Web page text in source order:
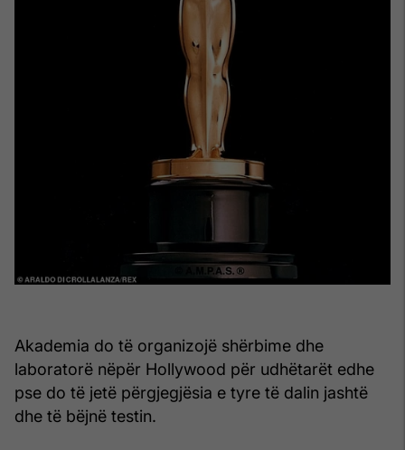
Akademia do të organizojë shërbime dhe
laboratorë nëpër Hollywood për udhëtarët edhe
pse do të jetë përgjegjësia e tyre të dalin jashtë
dhe të bëjnë testin.